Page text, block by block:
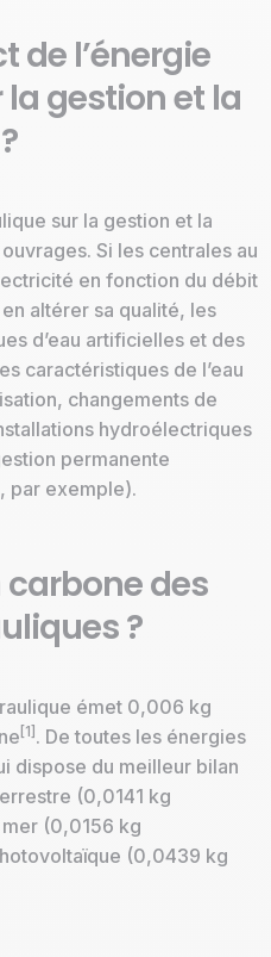
de l’énergie
gestion et la
sur la gestion et la
Si les centrales au
en fonction du débit
altérer sa qualité, les
d’eau artificielles et des
caractéristiques de l’eau
changements de
hydroélectriques
permanente
par exemple).
carbone des
?
émet 0,006 kg
[1] . De toutes les énergies
dispose du meilleur bilan
(0,0141 kg
(0,0156 kg
(0,0439 kg